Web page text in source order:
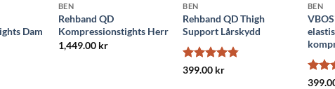
Dam
BEN
Rehband QD
Kompressionstights Herr
1,449.00 kr
BEN
Rehband QD Thigh
Support Lårskydd
Betygsatt
399.00 kr
BEN